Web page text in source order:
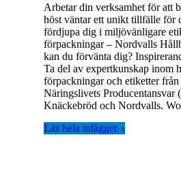
Arbetar din verksamhet för att
höst väntar ett unikt tillfälle för
fördjupa dig i miljövänligare
förpackningar – Nordvalls
kan du förvänta dig?
Ta del av expertkunskap inom
förpackningar och etiketter från
Näringslivets Producentansvar
Knäckebröd och Nordvalls.
Läs hela inlägget